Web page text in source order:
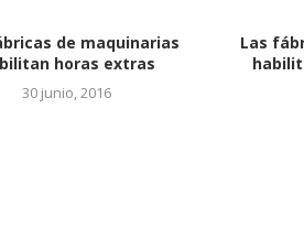
oficial el acuerdo con
Monsanto
24 junio, 2016